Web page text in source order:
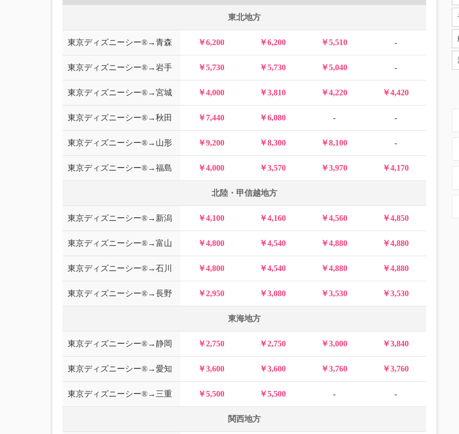
東北地方
東京ディズニーシー®→青森 ￥6,200 ￥6,200 ￥5,510 -
東京ディズニーシー®→岩手 ￥5,730 ￥5,730 ￥5,040 -
東京ディズニーシー®→宮城 ￥4,000 ￥3,810 ￥4,220 ￥4,420
東京ディズニーシー®→秋田 ￥7,440 ￥6,080 - -
東京ディズニーシー®→山形 ￥9,200 ￥8,300 ￥8,100 -
東京ディズニーシー®→福島 ￥4,000 ￥3,570 ￥3,970 ￥4,170
北陸・甲信越地方
東京ディズニーシー®→新潟 ￥4,100 ￥4,160 ￥4,560 ￥4,850
東京ディズニーシー®→富山 ￥4,800 ￥4,540 ￥4,880 ￥4,880
東京ディズニーシー®→石川 ￥4,800 ￥4,540 ￥4,880 ￥4,880
東京ディズニーシー®→長野 ￥2,950 ￥3,080 ￥3,530 ￥3,530
東海地方
東京ディズニーシー®→静岡 ￥2,750 ￥2,750 ￥3,000 ￥3,840
東京ディズニーシー®→愛知 ￥3,600 ￥3,600 ￥3,760 ￥3,760
東京ディズニーシー®→三重 ￥5,500 ￥5,500 - -
関西地方